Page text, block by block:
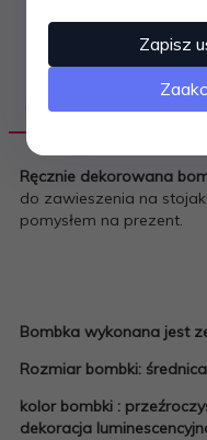
OPIS PRODUKTU
Ręcznie dekorowana
do zawieszenia na
pomysłem na prezent.
Bombka wykonana jest
Rozmiar bombki:
kolor bombki :
dekoracja
Zapisz